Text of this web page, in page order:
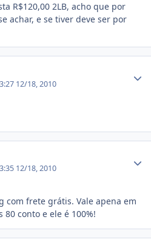
R$120,00 2LB, acho que por
achar, e se tiver deve ser por
12/18, 2010
12/18, 2010
com frete grátis. Vale apena em
conto e ele é 100%!